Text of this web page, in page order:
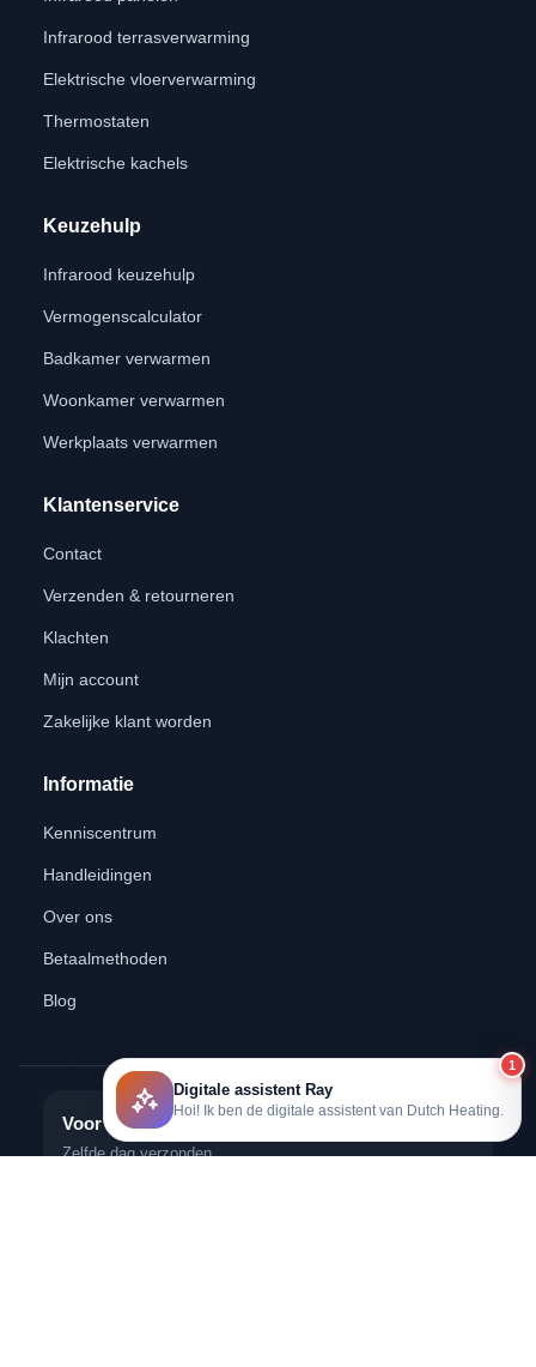
Infrarood terrasverwarming
Elektrische vloerverwarming
Thermostaten
Elektrische kachels
Keuzehulp
Infrarood keuzehulp
Vermogenscalculator
Badkamer verwarmen
Woonkamer verwarmen
Werkplaats verwarmen
Klantenservice
Contact
Verzenden & retourneren
Klachten
Mijn account
Zakelijke klant worden
Informatie
Kenniscentrum
Handleidingen
Over ons
Betaalmethoden
Blog
Voor 12:00 besteld?
Zelfde dag verzonden
1
Digitale assistent Ray
Hoi! Ik ben de digitale assistent van Dutch Heating.